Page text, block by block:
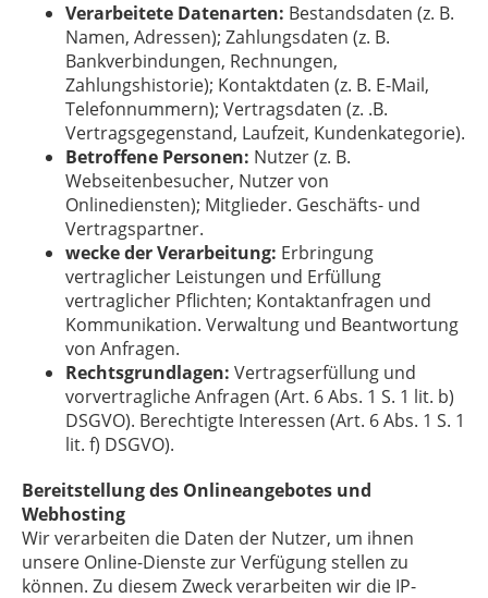
Verarbeitete Datenarten: Bestandsdaten (z. B.
Namen, Adressen); Zahlungsdaten (z. B.
Bankverbindungen, Rechnungen,
Zahlungshistorie); Kontaktdaten (z. B. E-Mail,
Telefonnummern); Vertragsdaten (z. .B.
Vertragsgegenstand, Laufzeit, Kundenkategorie).
Betroffene Personen: Nutzer (z. B.
Webseitenbesucher, Nutzer von
Onlinediensten); Mitglieder. Geschäfts- und
Vertragspartner.
wecke der Verarbeitung: Erbringung
vertraglicher Leistungen und Erfüllung
vertraglicher Pflichten; Kontaktanfragen und
Kommunikation. Verwaltung und Beantwortung
von Anfragen.
Rechtsgrundlagen: Vertragserfüllung und
vorvertragliche Anfragen (Art. 6 Abs. 1 S. 1 lit. b)
DSGVO). Berechtigte Interessen (Art. 6 Abs. 1 S. 1
lit. f) DSGVO).
Bereitstellung des Onlineangebotes und
Webhosting
Wir verarbeiten die Daten der Nutzer, um ihnen
unsere Online-Dienste zur Verfügung stellen zu
können. Zu diesem Zweck verarbeiten wir die IP-